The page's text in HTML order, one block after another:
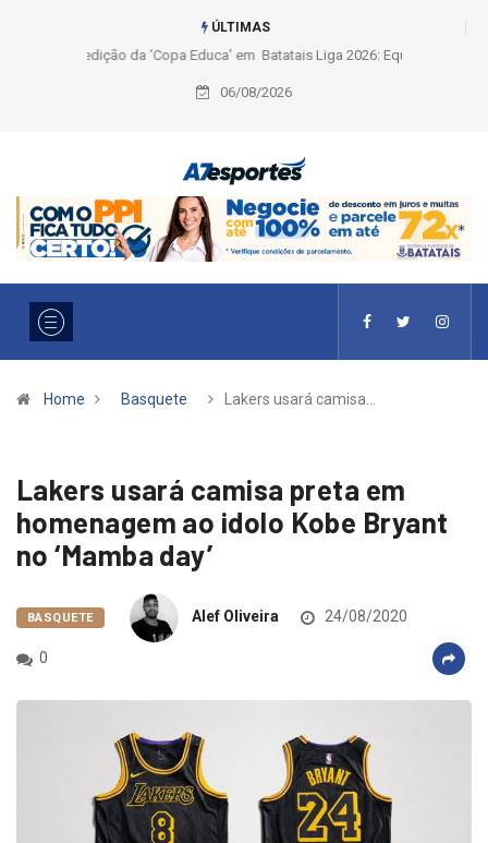
ÚLTIMAS
Liga 2026: Equipes rompem com a LABE na Série Ouro e entidade define
a 2° fase, times e formato
06/08/2026
Home Basquete Lakers usará camisa…
Lakers usará camisa preta em
homenagem ao idolo Kobe Bryant
no ‘Mamba day’
BASQUETE Alef Oliveira 24/08/2020
0